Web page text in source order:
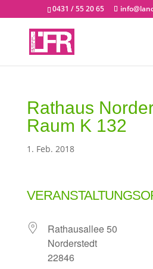
0431 / 55 20 65
Rathaus
Raum K 132
1. Feb. 2018
Rathausallee 50
Norderstedt
22846